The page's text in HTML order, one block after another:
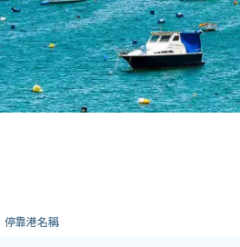
停靠港名稱